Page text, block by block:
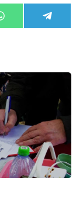
Share
on
WhatsApp Share
on